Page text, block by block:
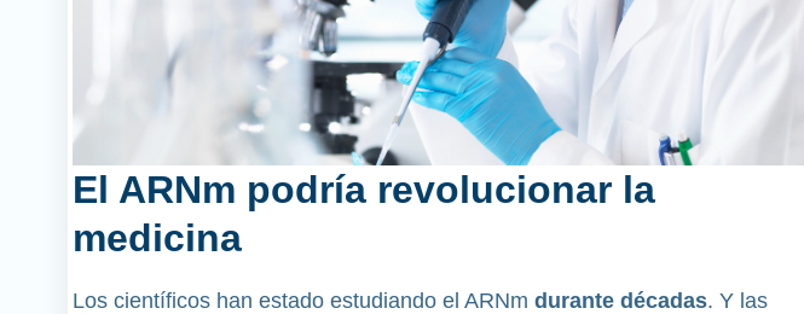
El ARNm podría revolucionar la
medicina
Los científicos han estado estudiando el ARNm durante décadas. Y las